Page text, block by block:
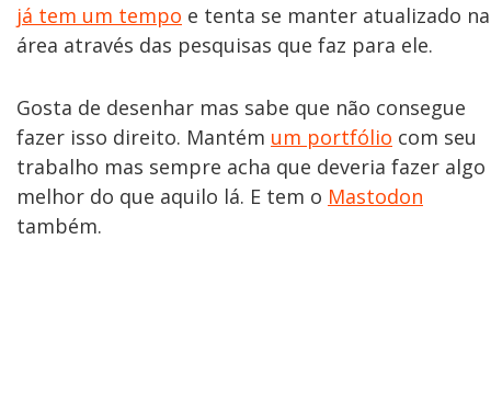
já tem um tempo e tenta se manter atualizado na
área através das pesquisas que faz para ele.
Gosta de desenhar mas sabe que não consegue
fazer isso direito. Mantém um portfólio com seu
trabalho mas sempre acha que deveria fazer algo
melhor do que aquilo lá. E tem o Mastodon
também.